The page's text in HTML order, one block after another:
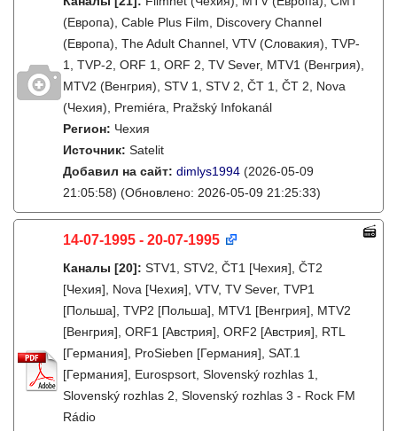
(Европа), Cable Plus Film, Discovery Channel
(Европа), The Adult Channel, VTV (Словакия), TVP-
1, TVP-2, ORF 1, ORF 2, TV Sever, MTV1 (Венгрия),
MTV2 (Венгрия), STV 1, STV 2, ČT 1, ČT 2, Nova
(Чехия), Premiéra, Pražský Infokanál
Регион: Чехия
Источник: Satelit
Добавил на сайт: dimlys1994 (2026-05-09
21:05:58) (Обновлено: 2026-05-09 21:25:33)
14-07-1995 - 20-07-1995
Каналы [20]: STV1, STV2, ČT1 [Чехия], ČT2
[Чехия], Nova [Чехия], VTV, TV Sever, TVP1
[Польша], TVP2 [Польша], MTV1 [Венгрия], MTV2
[Венгрия], ORF1 [Австрия], ORF2 [Австрия], RTL
[Германия], ProSieben [Германия], SAT.1
[Германия], Eurospsort, Slovenský rozhlas 1,
Slovenský rozhlas 2, Slovenský rozhlas 3 - Rock FM
Rádio